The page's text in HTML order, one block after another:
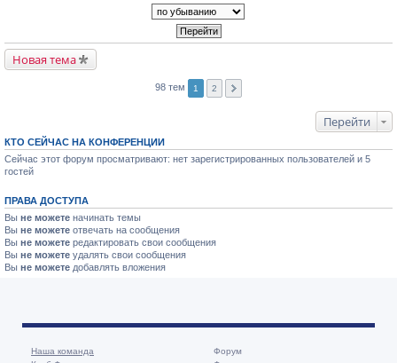
Новая тема
98 тем 1 2
Перейти
КТО СЕЙЧАС НА КОНФЕРЕНЦИИ
Сейчас этот форум просматривают: нет зарегистрированных пользователей и 5
гостей
ПРАВА ДОСТУПА
Вы не можете начинать темы
Вы не можете отвечать на сообщения
Вы не можете редактировать свои сообщения
Вы не можете удалять свои сообщения
Вы не можете добавлять вложения
Наша команда
Форум